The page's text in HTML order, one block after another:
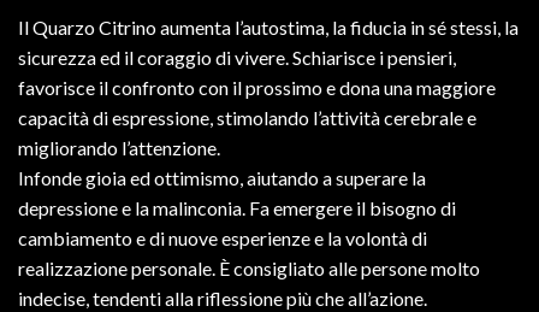
Il Quarzo Citrino aumenta l’autostima, la fiducia in sé stessi, la
sicurezza ed il coraggio di vivere. Schiarisce i pensieri,
favorisce il confronto con il prossimo e dona una maggiore
capacità di espressione, stimolando l’attività cerebrale e
migliorando l’attenzione.
Infonde gioia ed ottimismo, aiutando a superare la
depressione e la malinconia. Fa emergere il bisogno di
cambiamento e di nuove esperienze e la volontà di
realizzazione personale. È consigliato alle persone molto
indecise, tendenti alla riflessione più che all’azione.